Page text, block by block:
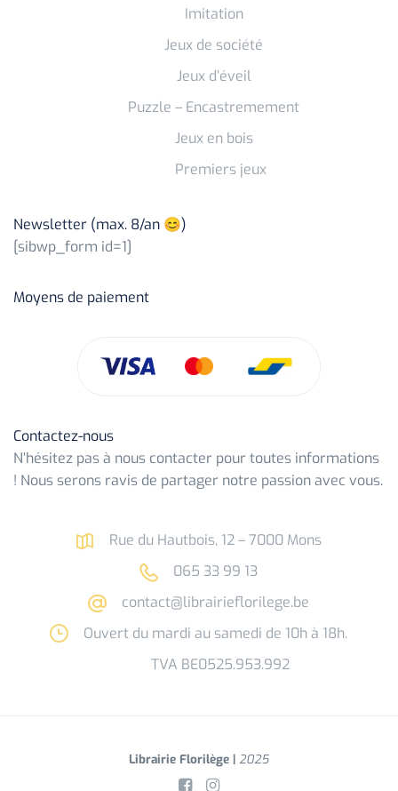
Imitation
Jeux de société
Jeux d’éveil
Puzzle – Encastremement
Jeux en bois
Premiers jeux
Newsletter (max. 8/an 😊)
[sibwp_form id=1]
Moyens de paiement
Contactez-nous
N’hésitez pas à nous contacter pour toutes informations
! Nous serons ravis de partager notre passion avec vous.
Rue du Hautbois, 12 – 7000 Mons
065 33 99 13
contact@librairieflorilege.be
Ouvert du mardi au samedi de 10h à 18h.
TVA BE0525.953.992
Librairie Florilège | 2025